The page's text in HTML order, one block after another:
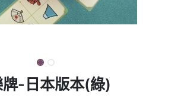
牌-日本版本(綠)